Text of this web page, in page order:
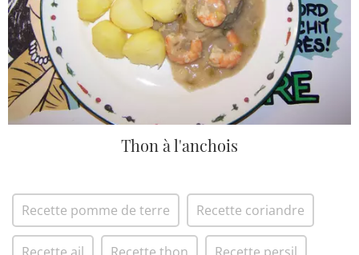
Thon à l'anchois
Recette pomme de terre Recette coriandre